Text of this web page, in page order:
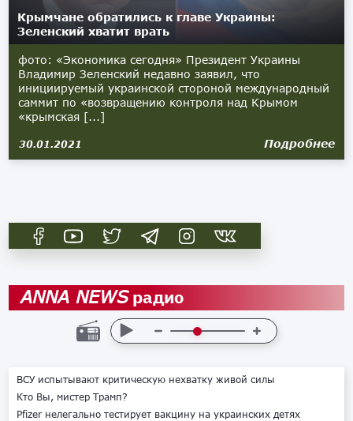
Крымчане обратились к главе Украины:
Зеленский хватит врать
фото: «Экономика сегодня» Президент Украины
Владимир Зеленский недавно заявил, что
инициируемый украинской стороной международный
саммит по «возвращению контроля над Крымом
«крымская [...]
30.01.2021 Подробнее
ANNA NEWSрадио
ВСУ испытывают критическую нехватку живой силы
Кто Вы, мистер Трамп?
Pfizer нелегально тестирует вакцину на украинских детях